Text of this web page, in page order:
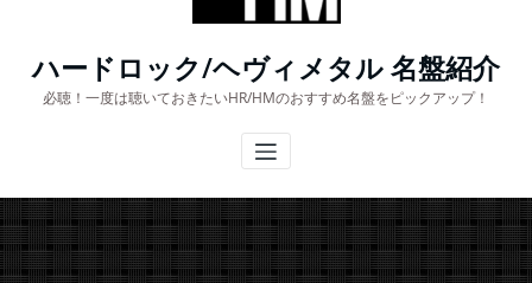
ハードロック/ヘヴィメタル 名盤紹介
必聴！一度は聴いておきたいHR/HMのおすすめ名盤をピックアップ！